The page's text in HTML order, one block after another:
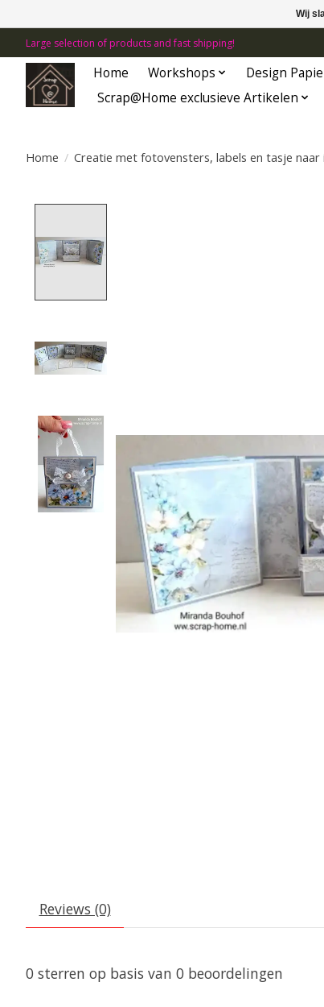
Large selection of products and fast shipping!
Home Workshops Design
Scrap@Home exclusieve Artikelen
Home / Creatie met fotovensters, labels en tasje naar
Reviews (0)
0 sterren op basis van 0 beoordelingen
Wij